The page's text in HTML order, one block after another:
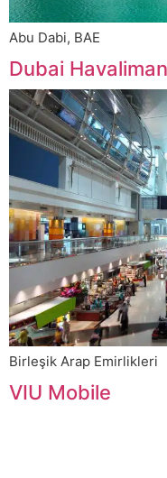
Abu Dabi, BAE
Dubai
Birleşik Arap Emirlikleri
VIU Mobile